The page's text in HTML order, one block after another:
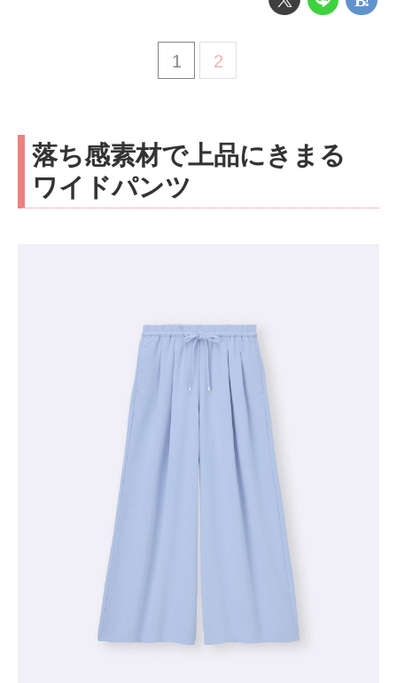
1 2
落ち感素材で上品にきまる
ワイドパンツ